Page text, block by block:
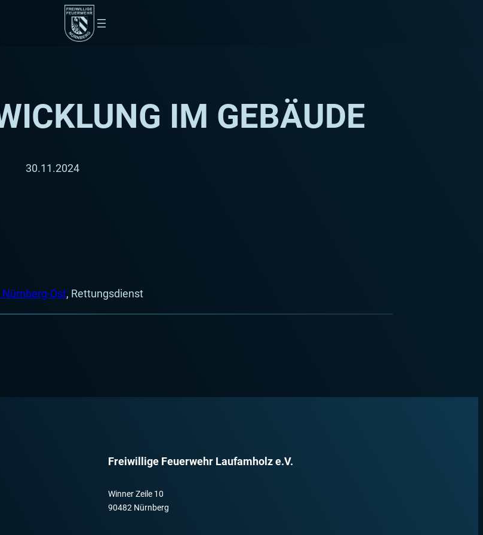
IM GEBÄUDE
30.11.2024
Ost, Rettungsdienst
Freiwillige Feuerwehr Laufamholz e.V.
Winner Zeile 10
90482 Nürnberg